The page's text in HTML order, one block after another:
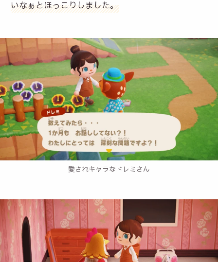
いなぁとほっこりしました。
愛されキャラなドレミさん